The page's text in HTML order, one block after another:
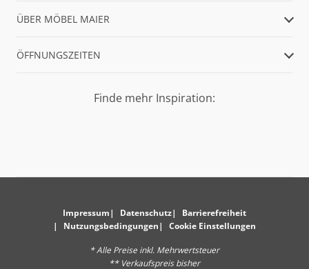
ÜBER MÖBEL MAIER
ÖFFNUNGSZEITEN
Finde mehr Inspiration:
Impressum Datenschutz
Barrierefreiheit
Nutzungsbedingungen
Cookie Einstellungen
* Alle Preise inkl. Mehrwertsteuer
** Verkaufspreis bisher